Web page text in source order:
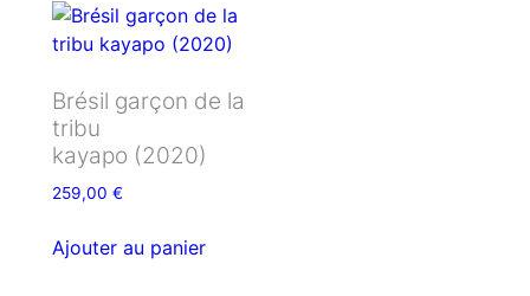
d
e
B
r
é
s
i
i
Brésil garçon de la
tribu
kayapo (2020)
259,00 €
Ajouter au panier